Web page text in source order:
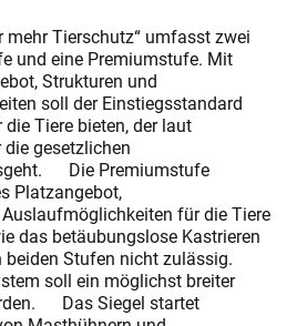
mehr Tierschutz“ umfasst zwei
und eine Premiumstufe. Mit
Strukturen und
soll der Einstiegsstandard
Tiere bieten, der laut
gesetzlichen
Die Premiumstufe
Platzangebot,
für die Tiere
das betäubungslose Kastrieren
beiden Stufen nicht zulässig.
soll ein möglichst breiter
Das Siegel startet